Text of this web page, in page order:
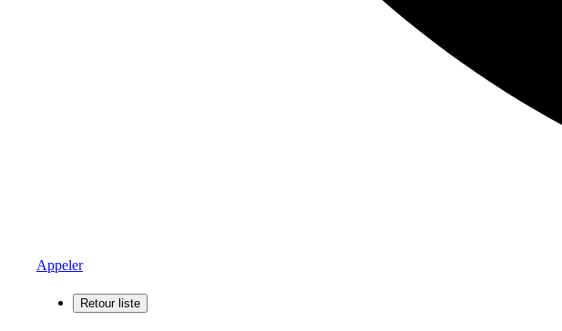
Appeler